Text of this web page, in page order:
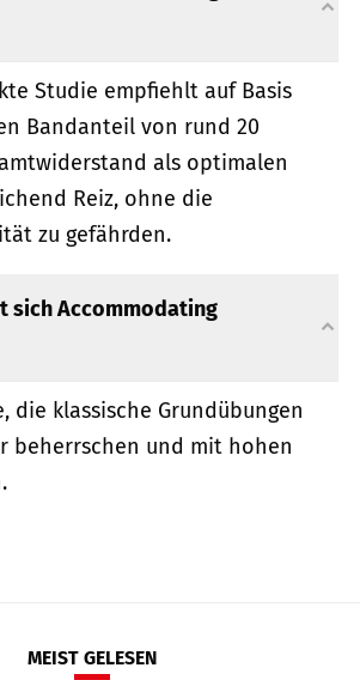
Studie empfiehlt auf Basis
Bandanteil von rund 20
als optimalen
Reiz, ohne die
zu gefährden.
sich Accommodating
die klassische Grundübungen
beherrschen und mit hohen
MEIST GELESEN